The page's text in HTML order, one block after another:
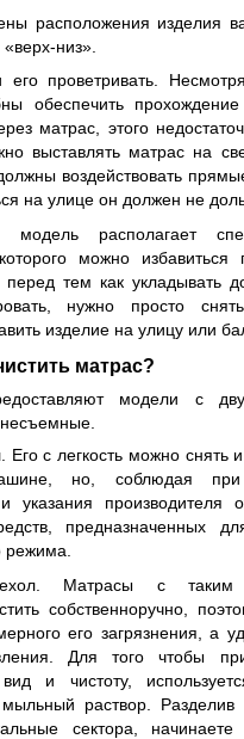
расположения изделия
низ».
его проветривать.
обеспечить прохождение
матрас, этого
выставлять матрас на
воздействовать
на улице он должен не
располагает
можно избавиться
перед тем как укладывать
нужно просто
изделие на улицу или
матрас?
модели с
с легкость можно снять
но, соблюдая
указания производителя
предназначенных
режима.
Матрасы с таким
собственноручно,
его загрязнения, а
Для того чтобы
и чистоту,
раствор. Разделив
сектора, начинаете